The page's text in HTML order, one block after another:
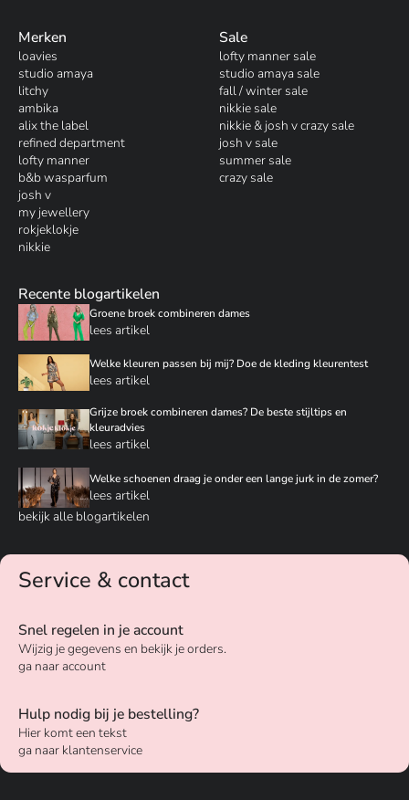
Merken
loavies
studio amaya
litchy
ambika
alix the label
refined department
lofty manner
b&b wasparfum
josh v
my jewellery
rokjeklokje
nikkie
Sale
lofty manner sale
studio amaya sale
fall / winter sale
nikkie sale
nikkie & josh v crazy sale
josh v sale
summer sale
crazy sale
Recente blogartikelen
Groene broek combineren dames
lees artikel
Welke kleuren passen bij mij? Doe de kleding kleurentest
lees artikel
Grijze broek combineren dames? De beste stijltips en
kleuradvies
lees artikel
Welke schoenen draag je onder een lange jurk in de zomer?
lees artikel
bekijk alle blogartikelen
Service & contact
Snel regelen in je account
Wijzig je gegevens en bekijk je orders.
ga naar account
Hulp nodig bij je bestelling?
Hier komt een tekst
ga naar klantenservice